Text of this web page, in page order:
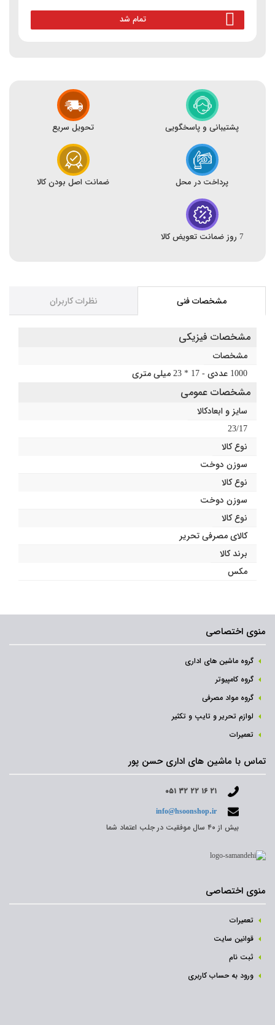
تمام شد
پشتیبانی و پاسخگویی تحویل سریع
پرداخت در محل ضمانت اصل بودن کالا
7 روز ضمانت تعویض کالا
مشخصات فنی نظرات کاربران
مشخصات فیزیکی
مشخصات
1000 عددی - 17 * 23 میلی متری
مشخصات عمومی
سایز و ابعادکالا
23/17
نوع کالا
سوزن دوخت
نوع کالا
سوزن دوخت
نوع کالا
کالای مصرفی تحریر
برند کالا
مکس
منوی اختصاصی
گروه ماشین های اداری
گروه کامپیوتر
گروه مواد مصرفی
لوازم تحریر و تایپ و تکثیر
تعمیرات
تماس با ماشین های اداری حسن پور
۰۵۱ ۳۲ ۲۲ ۱۶ ۲۱
info@hsoonshop.ir
بیش از ۴۰ سال موفقیت در جلب اعتماد شما
منوی اختصاصی
تعمیرات
قوانین سایت
ثبت نام‌
ورود به حساب کاربری